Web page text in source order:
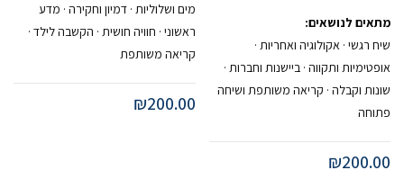
מתאים לנושאים:
שיח רגשי · אקולוגיה ואחריות ·
אופטימיות ותקווה · ביישנות וחברות ·
שונות וקבלה · קריאה משותפת ושיחה
פתוחה
₪200.00
מים ושלוליות · דמיון וחקירה · מדע
ראשוני · חוויה חושית · הקשבה לילד ·
קריאה משותפת
₪200.00